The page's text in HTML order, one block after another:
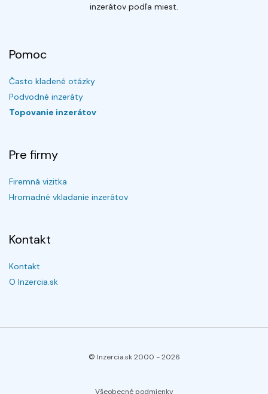
inzerátov podľa miest.
Pomoc
Často kladené otázky
Podvodné inzeráty
Topovanie inzerátov
Pre firmy
Firemná vizitka
Hromadné vkladanie inzerátov
Kontakt
Kontakt
O Inzercia.sk
© Inzercia.sk 2000 -2026
Všeobecné podmienky